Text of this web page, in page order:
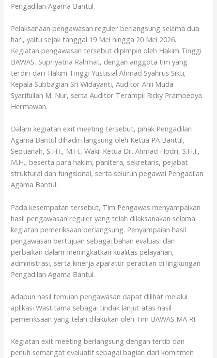
Pengadilan Agama Bantul.
Pelaksanaan pengawasan reguler berlangsung selama dua
hari, yaitu sejak tanggal 19 Mei hingga 20 Mei 2026.
Kegiatan pengawasan tersebut dipimpin oleh Hakim Tinggi
BAWAS, Supriyatna Rahmat, dengan anggota tim yang
terdiri dari Hakim Tinggi Yustisial Ahmad Syahrus Sikti,
Kepala Subbagian Sri Widayanti, Auditor Ahli Muda
Syarifullah M. Nur, serta Auditor Terampil Ricky Pramoedya
Hermawan.
Dalam kegiatan exit meeting tersebut, pihak Pengadilan
Agama Bantul dihadiri langsung oleh Ketua PA Bantul,
Septianah, S.H.I., M.H., Wakil Ketua Dr. Ahmad Hodri, S.H.I.,
M.H., beserta para hakim, panitera, sekretaris, pejabat
struktural dan fungsional, serta seluruh pegawai Pengadilan
Agama Bantul.
Pada kesempatan tersebut, Tim Pengawas menyampaikan
hasil pengawasan reguler yang telah dilaksanakan selama
kegiatan pemeriksaan berlangsung. Penyampaian hasil
pengawasan bertujuan sebagai bahan evaluasi dan
perbaikan dalam meningkatkan kualitas pelayanan,
administrasi, serta kinerja aparatur peradilan di lingkungan
Pengadilan Agama Bantul.
Adapun hasil temuan pengawasan dapat dilihat melalui
aplikasi Wastitama sebagai tindak lanjut atas hasil
pemeriksaan yang telah dilakukan oleh Tim BAWAS MA RI.
Kegiatan exit meeting berlangsung dengan tertib dan
penuh semangat evaluatif sebagai bagian dari komitmen